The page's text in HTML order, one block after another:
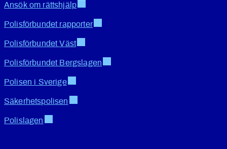
Ansök om rättshjälp
Polisförbundet rapporter
Polisförbundet Väst
Polisförbundet Bergslagen
Polisen i Sverige
Säkerhetspolisen
Polislagen